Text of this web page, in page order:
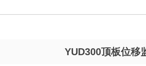
​YUD300顶板位移